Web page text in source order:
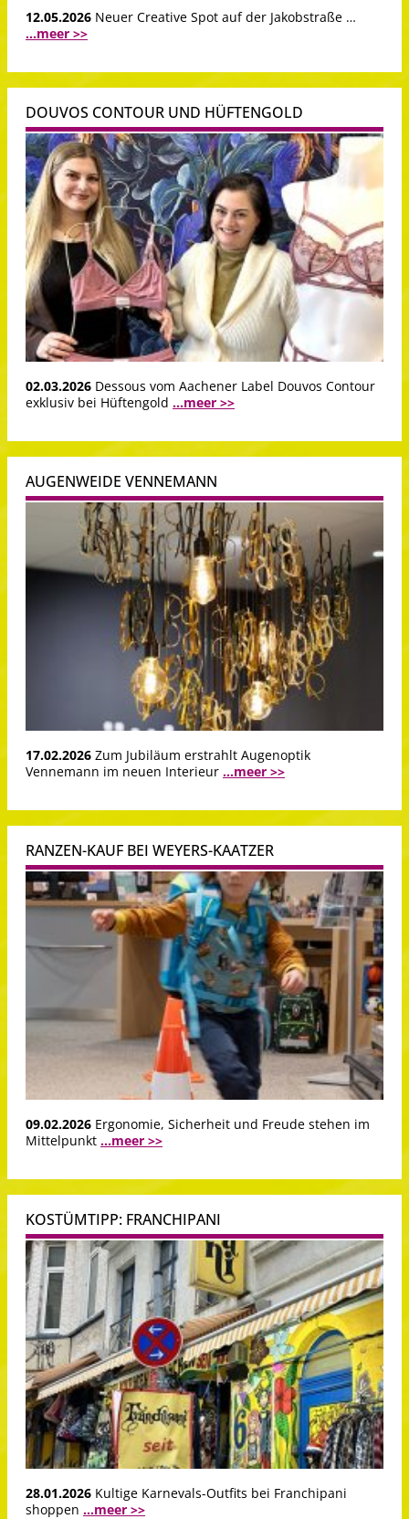
12.05.2026 Neuer Creative Spot auf der Jakobstraße …
...meer >>
DOUVOS CONTOUR UND HÜFTENGOLD
02.03.2026 Dessous vom Aachener Label Douvos Contour
exklusiv bei Hüftengold ...meer >>
AUGENWEIDE VENNEMANN
17.02.2026 Zum Jubiläum erstrahlt Augenoptik
Vennemann im neuen Interieur ...meer >>
RANZEN-KAUF BEI WEYERS-KAATZER
09.02.2026 Ergonomie, Sicherheit und Freude stehen im
Mittelpunkt ...meer >>
KOSTÜMTIPP: FRANCHIPANI
28.01.2026 Kultige Karnevals-Outfits bei Franchipani
shoppen ...meer >>